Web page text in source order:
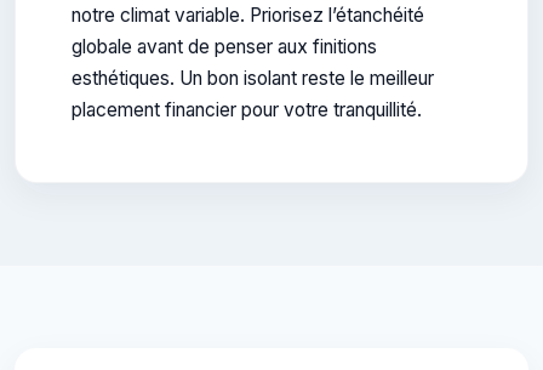
notre climat variable. Priorisez l’étanchéité
globale avant de penser aux finitions
esthétiques. Un bon isolant reste le meilleur
placement financier pour votre tranquillité.